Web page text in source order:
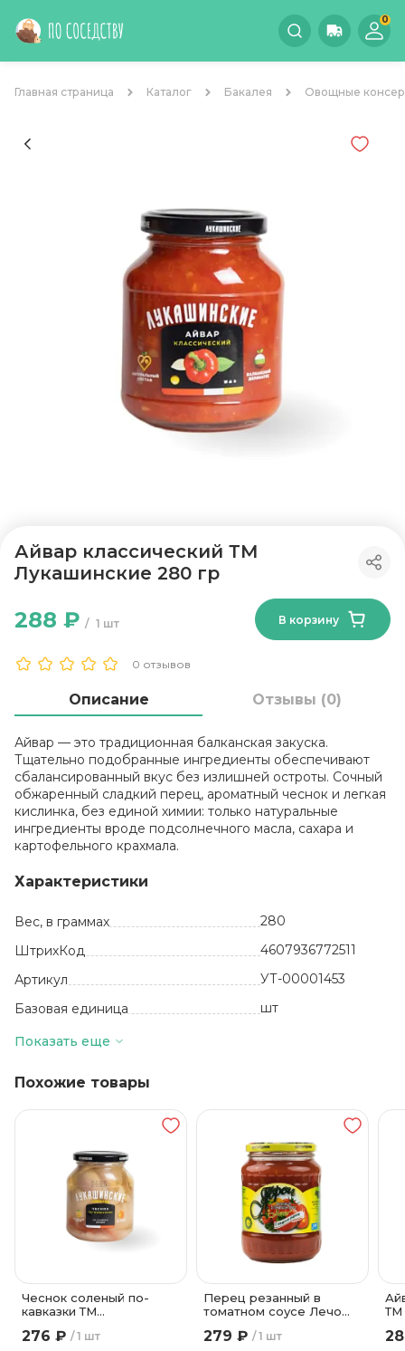
0
Главная страница Каталог Бакалея Овощные
Айвар классический ТМ
Лукашинские 280 гр
0 отзывов
1 шт
288 ₽ В корзину
Описание Отзывы (0)
Айвар — это традиционная балканская закуска.
Тщательно подобранные ингредиенты обеспечивают
сбалансированный вкус без излишней остроты. Сочный
обжаренный сладкий перец, ароматный чеснок и легкая
кислинка, без единой химии: только натуральные
ингредиенты вроде подсолнечного масла, сахара и
картофельного крахмала.
Характеристики
Вес, в граммах
280
ШтрихКод
4607936772511
Артикул
УТ-00001453
Базовая единица
шт
Производитель
подсолнечное
загуститель
(крахмал
картофельный) и
регулятор
кислотности
(уксусная/
лимонная кислота)
Срок годности
18 месяцев
Температура хранения
Вид упаковки
Стекло
Показать еще
Похожие товары
Чеснок соленый по-
кавказки ТМ
1 шт
276 ₽
Перец резанный в
томатном соусе Лечо
гр
1 шт
279 ₽
ТМ